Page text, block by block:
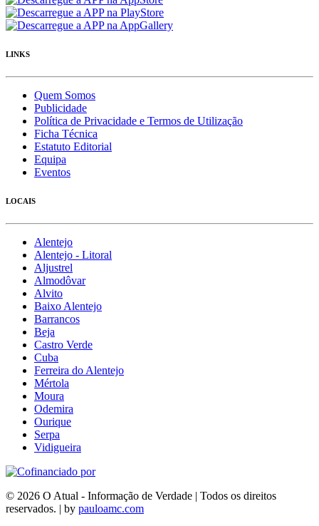
LINKS
Quem Somos
Publicidade
Política de Privacidade e Termos de Utilização
Ficha Técnica
Estatuto Editorial
Equipa
Eventos
LOCAIS
Alentejo
Alentejo - Litoral
Aljustrel
Almodôvar
Alvito
Baixo Alentejo
Barrancos
Beja
Castro Verde
Cuba
Ferreira do Alentejo
Mértola
Moura
Odemira
Ourique
Serpa
Vidigueira
© 2026 O Atual - Informação de Verdade | Todos os direitos
reservados. | by pauloamc.com